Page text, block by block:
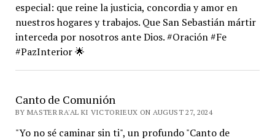
especial: que reine la justicia, concordia y amor en
nuestros hogares y trabajos. Que San Sebastián mártir
interceda por nosotros ante Dios. #Oración #Fe
#PazInterior 🌟
Canto de Comunión
BY MASTER RA'AL KI VICTORIEUX ON AUGUST 27, 2024
"Yo no sé caminar sin ti", un profundo "Canto de